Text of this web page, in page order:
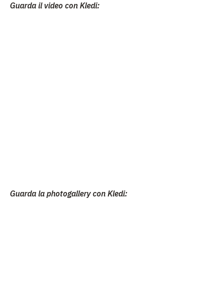
Guarda il video con Kledi:
Guarda la photogallery con Kledi: